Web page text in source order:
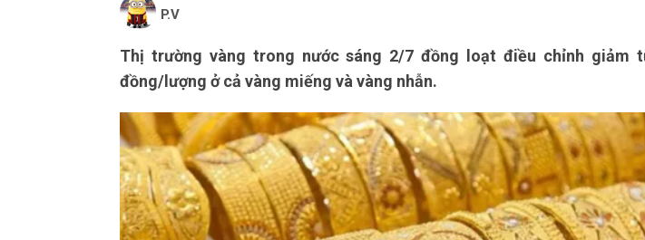
P.V
Thị trường vàng trong nước sáng 2/7 đồng loạt điều chỉnh giảm
đồng/lượng ở cả vàng miếng và vàng nhẫn.